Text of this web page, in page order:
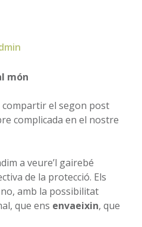
món
el segon post
complicada en el nostre
a veure’l gairebé
de la protecció. Els
amb la possibilitat
que ens envaeixin, que